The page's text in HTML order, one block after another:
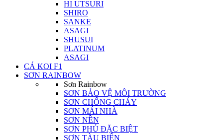
HI UTSURI
SHIRO
SANKE
ASAGI
SHUSUI
PLATINUM
ASAGI
CÁ KOI F1
SƠN RAINBOW
Sơn Rainbow
SƠN BẢO VỆ MÔI TRƯỜNG
SƠN CHỐNG CHÁY
SƠN MÁI NHÀ
SƠN NỀN
SƠN PHỦ ĐẶC BIỆT
SƠN TÀU BIỂN